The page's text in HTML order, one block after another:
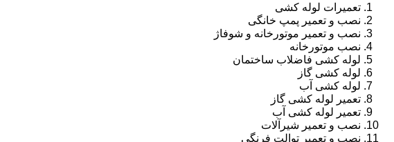
تعمیرات لوله کشی
نصب و تعمیر پمپ خانگی
نصب و تعمیر موتورخانه و شوفاژ
نصب موتورخانه
لوله کشی فاضلاب ساختمان
لوله کشی گاز
لوله کشی آب
تعمیر لوله کشی گاز
تعمیر لوله کشی آب
نصب و تعمیر شیرآلات
نصب و تعمیر توالت فرنگی